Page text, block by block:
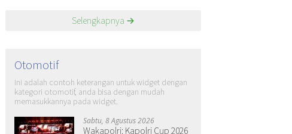
Selengkapnya
Otomotif
Ini adalah contoh keterangan untuk widget dengan
kategori otomotif, anda bisa dengan mudah
memasukkannya pada widget.
Sabtu, 8 Agustus 2026
Wakapolri: Kapolri Cup 2026